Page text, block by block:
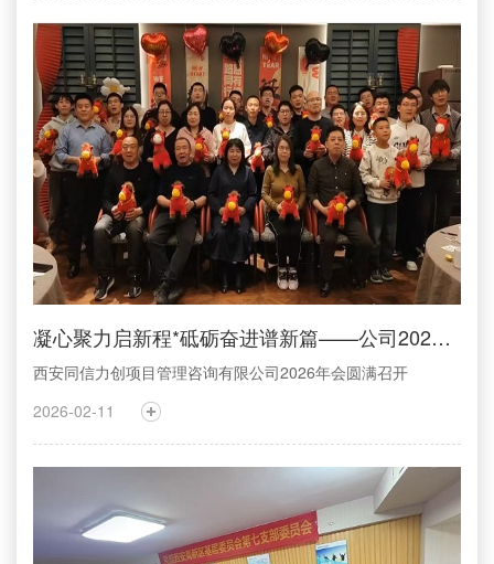
凝心聚力启新程*砥砺奋进谱新篇——公司2026年会圆满召开
西安同信力创项目管理咨询有限公司2026年会圆满召开
2026-02-11